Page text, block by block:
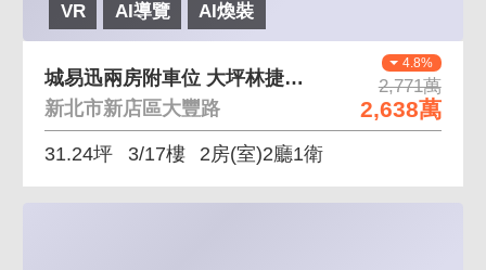
VR AI導覽 AI煥裝
4.8%
2,771萬
2,638萬
城易迅兩房附車位 大坪林捷運全新完工兩房附車位
新北市新店區大豐路
31.24坪 3/17樓 2房(室)2廳1衛